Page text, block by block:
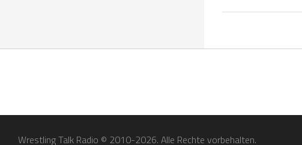
Wrestling Talk Radio © 2010-2026. Alle Rechte vorbehalten.